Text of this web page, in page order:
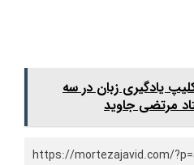
یادگیری زبان در سه
مرتضی جاوید
https://mortezajavid.com/